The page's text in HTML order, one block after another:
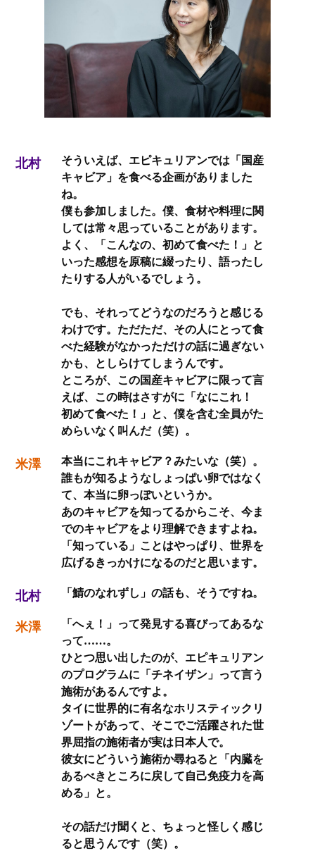
北村
そういえば、エピキュリアンでは「国産
キャビア」を食べる企画がありました
ね。
僕も参加しました。僕、食材や料理に関
しては常々思っていることがあります。
よく、「こんなの、初めて食べた！」と
いった感想を原稿に綴ったり、語ったし
たりする人がいるでしょう。
でも、それってどうなのだろうと感じる
わけです。ただただ、その人にとって食
べた経験がなかっただけの話に過ぎない
かも、としらけてしまうんです。
ところが、この国産キャビアに限って言
えば、この時はさすがに「なにこれ！
初めて食べた！」と、僕を含む全員がた
めらいなく叫んだ（笑）。
米澤
本当にこれキャビア？みたいな（笑）。
誰もが知るようなしょっぱい卵ではなく
て、本当に卵っぽいというか。
あのキャビアを知ってるからこそ、今ま
でのキャビアをより理解できますよね。
「知っている」ことはやっぱり、世界を
広げるきっかけになるのだと思います。
北村 「鯖のなれずし」の話も、そうですね。
米澤
「へぇ！」って発見する喜びってあるな
って……。
ひとつ思い出したのが、エピキュリアン
のプログラムに「チネイザン」って言う
施術があるんですよ。
タイに世界的に有名なホリスティックリ
ゾートがあって、そこでご活躍された世
界屈指の施術者が実は日本人で。
彼女にどういう施術か尋ねると「内臓を
あるべきところに戻して自己免疫力を高
める」と。
その話だけ聞くと、ちょっと怪しく感じ
ると思うんです（笑）。